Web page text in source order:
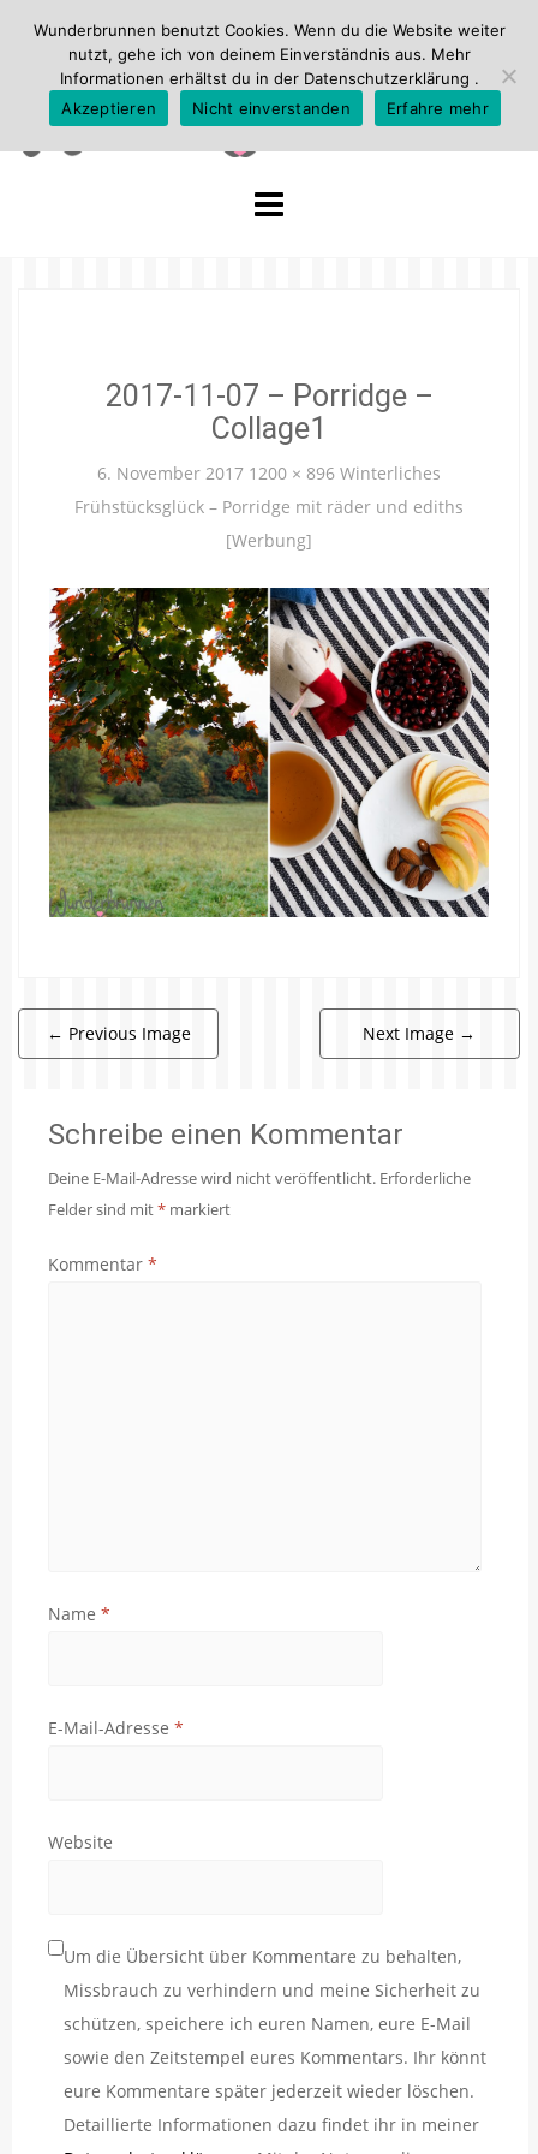
2017-11-07 – Porridge –
Collage1
6. November 2017 1200 × 896 Winterliches
Frühstücksglück – Porridge mit räder und ediths
[Werbung]
← Previous Image Next Image →
Schreibe einen Kommentar
Deine E-Mail-Adresse wird nicht veröffentlicht. Erforderliche
Felder sind mit* markiert
Kommentar *
Name *
E-Mail-Adresse *
Website
Um die Übersicht über Kommentare zu behalten,
Missbrauch zu verhindern und meine Sicherheit zu
schützen, speichere ich euren Namen, eure E-Mail
sowie den Zeitstempel eures Kommentars. Ihr könnt
eure Kommentare später jederzeit wieder löschen.
Detaillierte Informationen dazu findet ihr in meiner
Wunderbrunnen benutzt Cookies. Wenn du die Website weiter
nutzt, gehe ich von deinem Einverständnis aus. Mehr
Informationen erhältst du in der Datenschutzerklärung .
Akzeptieren
Nicht einverstanden Erfahre mehr